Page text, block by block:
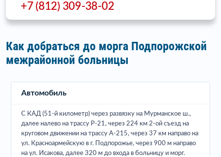
+7 (812) 309-38-02
Как добраться до морга Подпорожской
межрайонной больницы
Автомобиль
С КАД (51-й километр) через развязку на Мурманское ш.,
далее налево на трассу Р-21, через 224 км 2-ой съезд на
круговом движении на трассу А-215, через 37 км направо на
ул. Красноармейскую в г. Подпорожье, через 900 м направо
на ул. Исакова, далее 320 м до входа в больницу и морг.